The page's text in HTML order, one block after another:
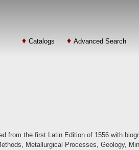
Catalogs Advanced Search
from the first Latin Edition of 1556 with
Metallurgical Processes, Geology,